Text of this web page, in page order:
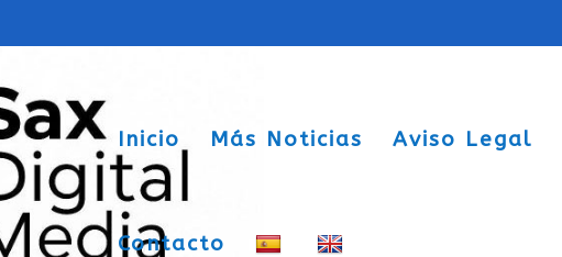
Inicio Más Noticias Aviso Legal
Contacto